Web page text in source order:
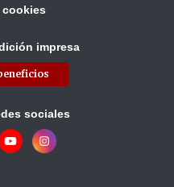
cookies
impresa
sociales